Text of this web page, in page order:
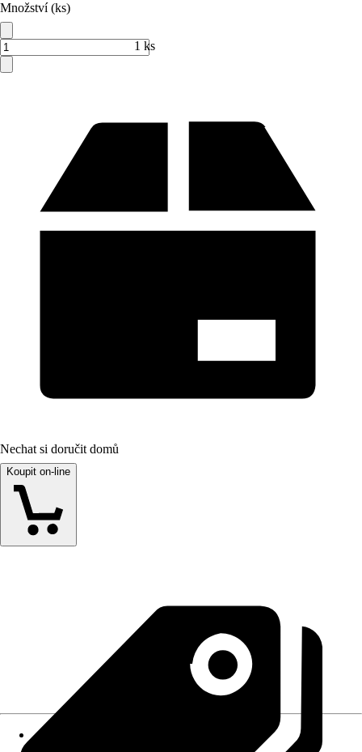
Množství (ks)
1 ks
Nechat si doručit domů
Koupit on-line